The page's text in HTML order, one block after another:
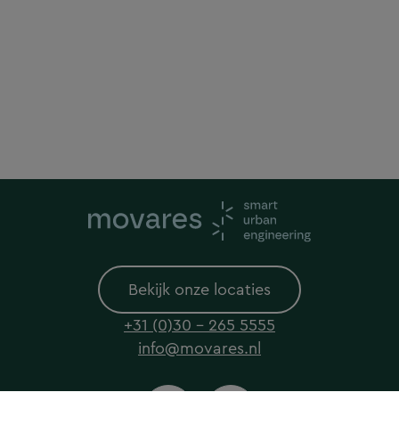
Bekijk onze locaties
+31 (0)30 - 265 5555
info@movares.nl